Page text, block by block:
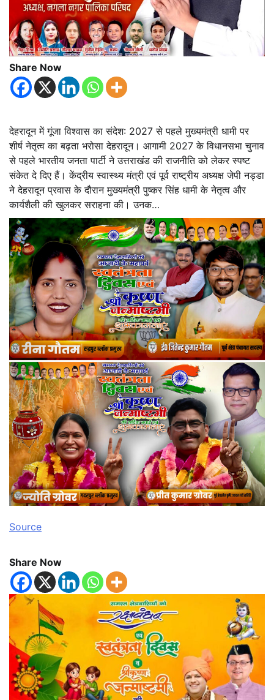
Share Now
देहरादून में गूंजा विश्वास का संदेश: 2027 से पहले मुख्यमंत्री धामी पर
शीर्ष नेतृत्व का बढ़ता भरोसा देहरादून। आगामी 2027 के विधानसभा चुनाव
से पहले भारतीय जनता पार्टी ने उत्तराखंड की राजनीति को लेकर स्पष्ट
संकेत दे दिए हैं। केंद्रीय स्वास्थ्य मंत्री एवं पूर्व राष्ट्रीय अध्यक्ष जेपी नड्डा
ने देहरादून प्रवास के दौरान मुख्यमंत्री पुष्कर सिंह धामी के नेतृत्व और
कार्यशैली की खुलकर सराहना की। उनक…
Source
Share Now